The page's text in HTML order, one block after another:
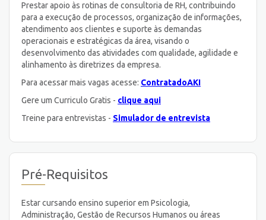
Prestar apoio às rotinas de consultoria de RH, contribuindo
para a execução de processos, organização de informações,
atendimento aos clientes e suporte às demandas
operacionais e estratégicas da área, visando o
desenvolvimento das atividades com qualidade, agilidade e
alinhamento às diretrizes da empresa.
Para acessar mais vagas acesse: ContratadoAKI
Gere um Curriculo Gratis - clique aqui
Treine para entrevistas - Simulador de entrevista
Pré-Requisitos
Estar cursando ensino superior em Psicologia,
Administração, Gestão de Recursos Humanos ou áreas